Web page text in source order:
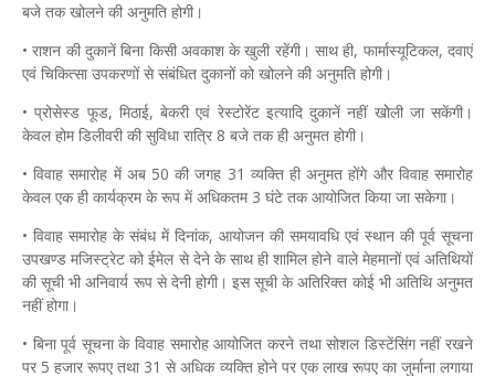
बजे तक खोलने की अनुमति होगी।
• राशन की दुकानें बिना किसी अवकाश के खुली रहेंगी। साथ ही, फार्मास्यूटिकल, दवाएं
एवं चिकित्सा उपकरणों से संबंधित दुकानों को खोलने की अनुमति होगी।
• प्रोसेस्ड फूड, मिठाई, बेकरी एवं रेस्टोरेंट इत्यादि दुकानें नहीं खोेली जा सकेंगी।
केवल होम डिलीवरी की सुविधा रात्रि 8 बजे तक ही अनुमत होगी।
• विवाह समारोह में अब 50 की जगह 31 व्यक्ति ही अनुमत होंगे और विवाह समारोह
केवल एक ही कार्यक्रम के रूप में अधिकतम 3 घंटे तक आयोजित किया जा सकेगा।
• विवाह समारोह के संबंध में दिनांक, आयोजन की समयावधि एवं स्थान की पूर्व सूचना
उपखण्ड मजिस्ट्रेट को ईमेल से देने के साथ ही शामिल होने वाले मेहमानों एवं अतिथियों
की सूची भी अनिवार्य रूप से देनी होगी। इस सूची के अतिरिक्त कोई भी अतिथि अनुमत
नहीं होगा।
• बिना पूर्व सूचना के विवाह समारोह आयोजित करने तथा सोशल डिस्टेंसिंग नहीं रखने
पर 5 हजार रूपए तथा 31 से अधिक व्यक्ति होने पर एक लाख रूपए का जुर्माना लगाया